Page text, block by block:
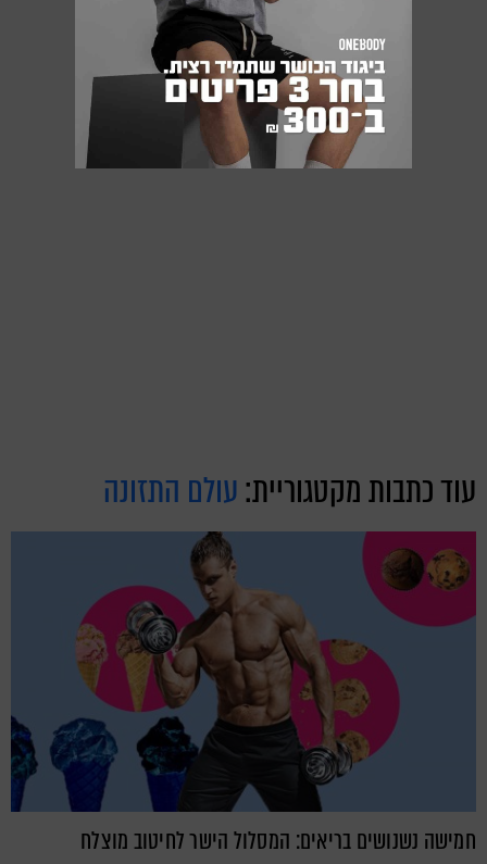
עוד כתבות מקטגוריית:עולם התזונה
חמישה נשנושים בריאים: המסלול הישר לחיטוב מוצלח